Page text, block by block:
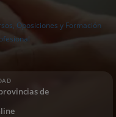
Oposiciones y Formación
de